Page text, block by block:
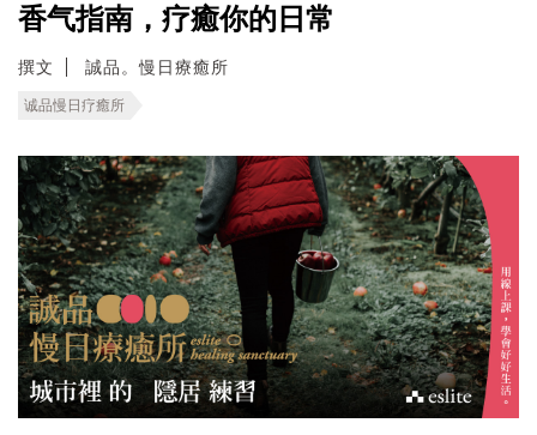
香气指南，疗癒你的日常
撰文 誠品。慢日療癒所
诚品慢日疗癒所